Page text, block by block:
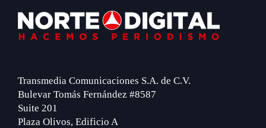
Footer
Transmedia Comunicaciones S.A. de C.V.
Bulevar Tomás Fernández #8587
Suite 201
Plaza Olivos, Edificio A